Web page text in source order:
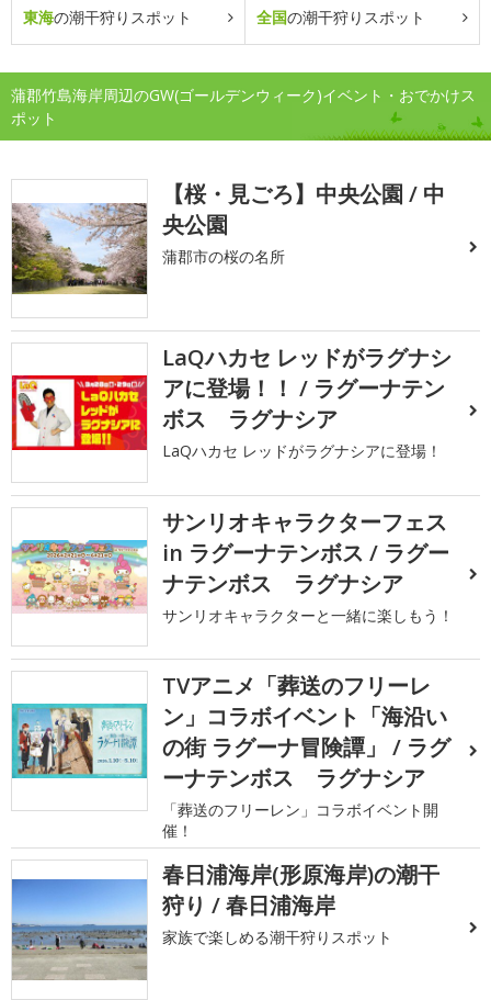
東海の潮干狩りスポット 全国の潮干狩りスポット
蒲郡竹島海岸周辺のGW(ゴールデンウィーク)イベント・おでかけス
ポット
【桜・見ごろ】中央公園 / 中
央公園
蒲郡市の桜の名所
LaQハカセ レッドがラグナシ
アに登場！！ / ラグーナテン
ボス ラグナシア
LaQハカセ レッドがラグナシアに登場！
サンリオキャラクターフェス
in ラグーナテンボス / ラグー
ナテンボス ラグナシア
サンリオキャラクターと一緒に楽しもう！
TVアニメ「葬送のフリーレ
ン」コラボイベント「海沿い
の街 ラグーナ冒険譚」 / ラグ
ーナテンボス ラグナシア
「葬送のフリーレン」コラボイベント開
催！
春日浦海岸(形原海岸)の潮干
狩り / 春日浦海岸
家族で楽しめる潮干狩りスポット